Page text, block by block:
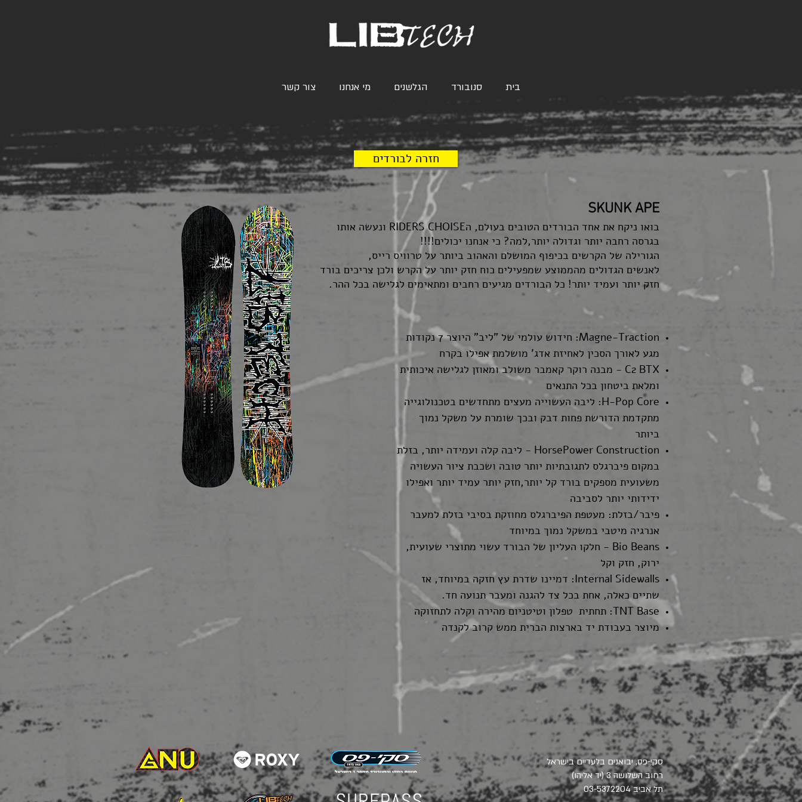
צור קשר מי אנחנו הגלשנים סנובורד בית
חזרה לבורדים
SKUNK APE
בואו ניקח את אחד הבורדים הטובים בעולם, הRIDERS CHOISE ונעשה אותו
בגרסה רחבה יותר וגדולה יותר,למה? כי אנחנו יכולים!!!!
הגורילה של הקרשים בכיפוף המושלם והאהוב ביותר על טרוויס רייס,
לאנשים הגדולים מהממוצע שמפעילים כוח חזק יותר על הקרש ולכן צריכים בורד
חזק יותר ועמיד יותר! כל הבורדים מגיעים רחבים ומתאימים לגלישה בכל ההר.
Magne-Traction: חידוש עולמי של "ליב" היוצר 7 נקודות
מגע לאורך הסכין לאחיזת אדג' מושלמת אפילו בקרח
C2 BTX - מבנה רוקר קאמבר משולב ומאוזן לגלישה איכותית
ומלאת ביטחון בכל התנאים
H-Pop Core: ליבה העשוייה מעצים מתחדשים בטכנולוגייה
מתקדמת הדורשת פחות דבק ובכך שומרת על משקל נמוך
ביותר
HorsePower Construction - ליבה קלה ועמידה יותר, בזלת
במקום פיברגלס לתגובתיות יותר טובה ושכבת ציור העשויה
משעועית מספקים בורד קל יותר,חזק יותר עמיד יותר ואפילו
ידידותי יותר לסביבה
פיבר/בזלת: מעטפת הפיברגלס מחוזקת בסיבי בזלת למעבר
אנרגיה מיטבי במשקל נמוך במיוחד
Bio Beans - חלקו העליון של הבורד עשוי מתוצרי שעועית,
ירוק, חזק וקל
Internal Sidewalls: דמיינו שדרת עץ חזקה במיוחד, אז
שתיים כאלה, אחת בכל צד להגנה ומעבר תנועה חד.
TNT Base: תחתית טפלון וטיטניום מהירה וקלה לתחזוקה
מיוצר בעבודת יד בארצות הברית ממש קרוב לקנדה
סקי-פס, יבואנים בלעדיים בישראל
(רחוב השלושה 3 (יד אליהו
תל אביב03-5372204